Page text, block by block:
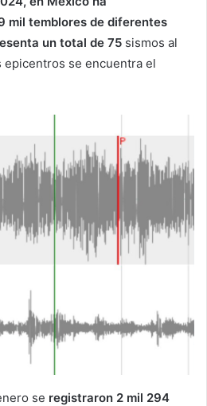
mil temblores de diferentes
un total de 75 sismos al
se encuentra el
se registraron 2 mil 294